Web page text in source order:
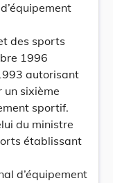
des sports
1996
autorisant
un sixième
sportif.
du ministre
établissant
d’équipement